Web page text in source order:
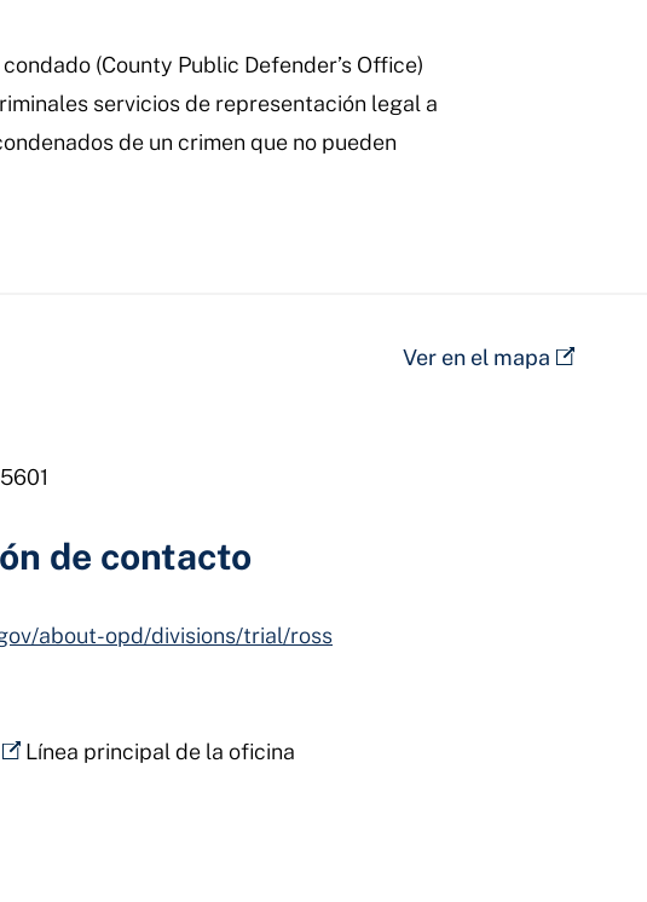
(County Public Defender’s Office)
servicios de representación legal a
de un crimen que no pueden
de contacto
about-opd/divisions/trial/ross
Línea principal de la oficina
Ver en el mapa